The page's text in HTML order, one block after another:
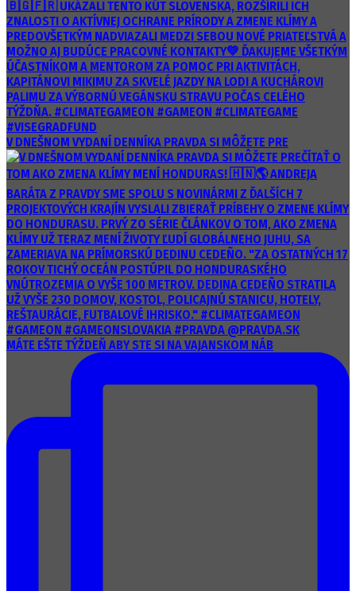
V DNEŠNOM VYDANÍ DENNÍKA PRAVDA SI MÔŽETE PRE
MÁTE EŠTE TÝŽDEŇ ABY STE SI NA VAJANSKOM NÁB